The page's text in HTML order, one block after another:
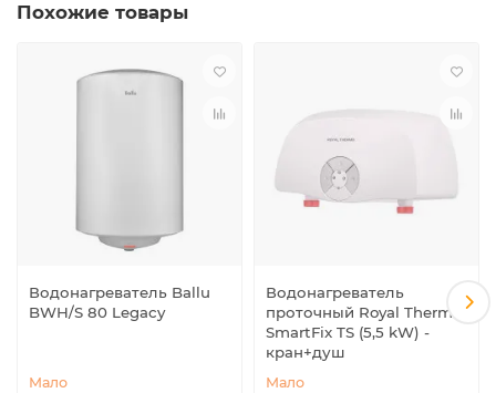
Похожие товары
Водонагреватель Ballu
BWH/S 80 Legacy
Мало
Водонагреватель
проточный Royal Thermo
SmartFix TS (5,5 kW) -
кран+душ
Мало